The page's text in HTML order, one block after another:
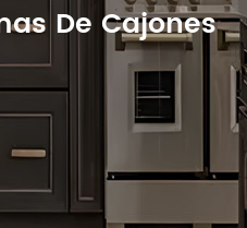
De Cajones